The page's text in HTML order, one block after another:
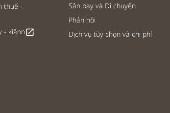
thuế -
- kiânnopen_in_new
Sân bay và Di chuyển
Phản hồi
Dịch vụ tùy chọn và chi phí